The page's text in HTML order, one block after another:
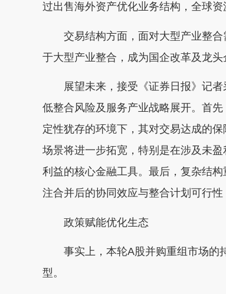
过出售海外资产优化业务结构，全球资
交易结构方面，面对大型产业整合
于大型产业整合，成为国企改革及龙
展望未来，接受《证券日报》记者
低整合风险及服务产业战略展开。首
定性犹存的环境下，其对交易达成的
场景将进一步拓宽，特别是在涉及未
利益的核心金融工具。最后，复杂结
注合并后的协同效应与整合计划可行性
政策赋能优化生态
事实上，本轮A股并购重组市场的
型。